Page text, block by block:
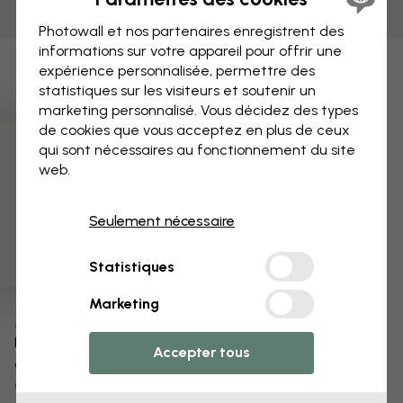
Modifiez votre papier peint
Notre équipe de conception peut modifier n’importe
quel motif pour le rendre unique.
Photowall et nos partenaires enregistrent des
informations sur votre appareil pour offrir une
expérience personnalisée, permettre des
statistiques sur les visiteurs et soutenir un
marketing personnalisé. Vous décidez des types
de cookies que vous acceptez en plus de ceux
qui sont nécessaires au fonctionnement du site
web.
Seulement nécessaire
Statistiques
Marketing
Accepter tous